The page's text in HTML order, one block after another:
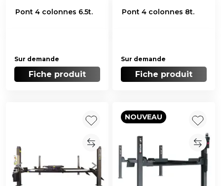
Pont 4 colonnes 6.5t.
Sur demande
Fiche produit
Pont 4 colonnes 8t.
Sur demande
Fiche produit
NOUVEAU